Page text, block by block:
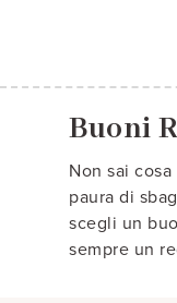
Buoni
Non sai
paura di
scegli un
sempre un